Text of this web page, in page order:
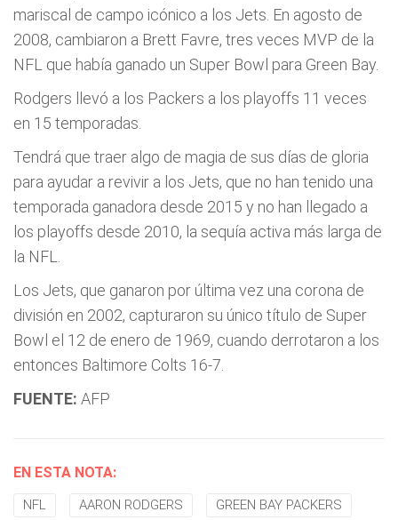
mariscal de campo icónico a los Jets. En agosto de
2008, cambiaron a Brett Favre, tres veces MVP de la
NFL que había ganado un Super Bowl para Green Bay.
Rodgers llevó a los Packers a los playoffs 11 veces
en 15 temporadas.
Tendrá que traer algo de magia de sus días de gloria
para ayudar a revivir a los Jets, que no han tenido una
temporada ganadora desde 2015 y no han llegado a
los playoffs desde 2010, la sequía activa más larga de
la NFL.
Los Jets, que ganaron por última vez una corona de
división en 2002, capturaron su único título de Super
Bowl el 12 de enero de 1969, cuando derrotaron a los
entonces Baltimore Colts 16-7.
FUENTE: AFP
EN ESTA NOTA:
NFL AARON RODGERS GREEN BAY PACKERS